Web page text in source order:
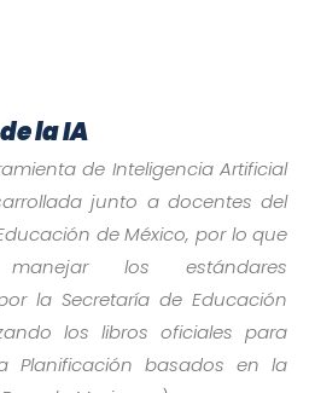
la IA
de Inteligencia Artificial
junto a docentes del
de México, por lo que
manejar los estándares
la Secretaría de Educación
los libros oficiales para
Planificación basados en la